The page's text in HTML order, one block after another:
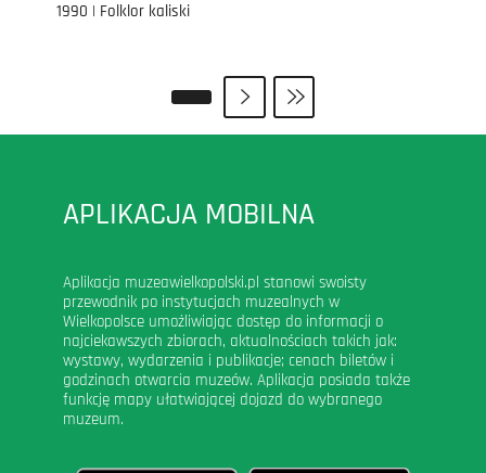
1990 | Folklor kaliski
APLIKACJA MOBILNA
Aplikacja muzeawielkopolski.pl stanowi swoisty
przewodnik po instytucjach muzealnych w
Wielkopolsce umożliwiając dostęp do informacji o
najciekawszych zbiorach, aktualnościach takich jak:
wystawy, wydarzenia i publikacje; cenach biletów i
godzinach otwarcia muzeów. Aplikacja posiada także
funkcję mapy ułatwiającej dojazd do wybranego
muzeum.